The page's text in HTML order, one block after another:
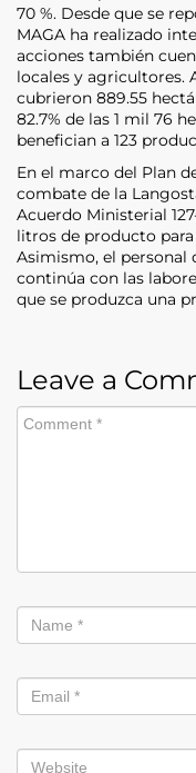
70 %. Desde que se
MAGA ha realizado
acciones también
locales y agricultores.
cubrieron 889.55
82.7% de las 1 mil 76
benefician a 123
En el marco del Plan
combate de la
Acuerdo Ministerial
litros de producto
Asimismo, el personal
continúa con las
que se produzca una
Leave a